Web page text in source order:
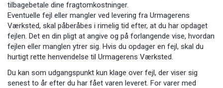
tilbagebetale dine fragtomkostninger.
Eventuelle fejl eller mangler ved levering fra Urmagerens
Værksted, skal påberåbes i rimelig tid efter, at du har opdaget
fejlen. Det en din pligt at angive og på forlangende vise, hvordan
fejlen eller manglen ytrer sig. Hvis du opdager en fejl, skal du
hurtigt rette henvendelse til Urmagerens Værksted.
Du kan som udgangspunkt kun klage over fejl, der viser sig
senest to år efter du har fået varen leveret. For varer med